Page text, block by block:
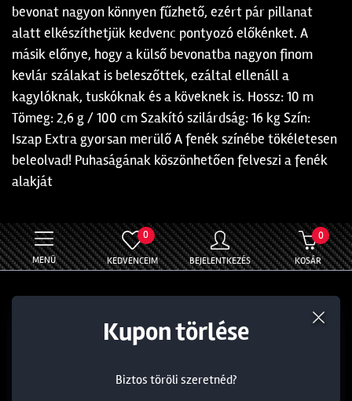
bevonat nagyon könnyen fűzhető, ezért pár pillanat
alatt elkészíthetjük kedvenc pontyozó előkénket. A
másik előnye, hogy a külső bevonatba nagyon finom
kevlár szálakat is beleszőttek, ezáltal ellenáll a
kagylóknak, tuskóknak és a köveknek is. Hossz: 10 m
Tömeg: 2,6 g / 100 cm Szakító szilárdság: 16 kg Szín:
Iszap Extra gyorsan merülő A fenék színébe tökéletesen
beleolvad! Puhaságának köszönhetően felveszi a fenék
alakját
MENÜ
0
KEDVENCEIM BEJELENTKEZÉS
0
KOSÁR
Törzsvásárlói kedvezmény
Adatvédelmi nyilatkozat
Termék törlése a kosárból
Biztos töröli szeretnéd?
Kedvezmény törlése
Biztos töröli szeretnéd?
Kupon törlése
Biztos töröli szeretnéd?